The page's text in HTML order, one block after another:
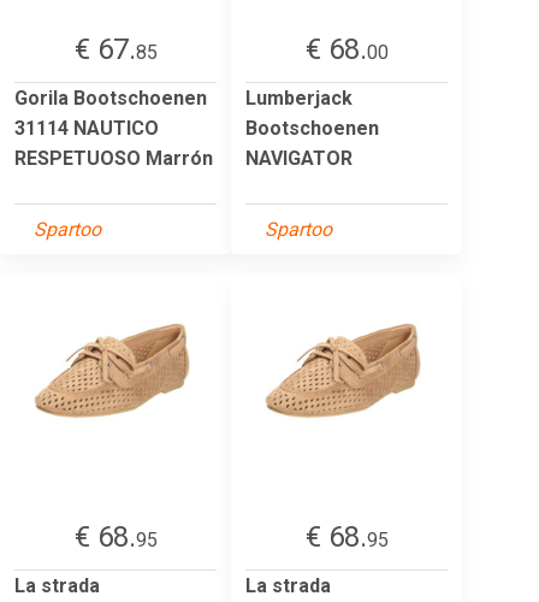
€ 67.85
Gorila Bootschoenen
31114 NAUTICO
RESPETUOSO Marrón
Spartoo
€ 68.00
Lumberjack
Bootschoenen
NAVIGATOR
Spartoo
€ 68.95
La strada
€ 68.95
La strada